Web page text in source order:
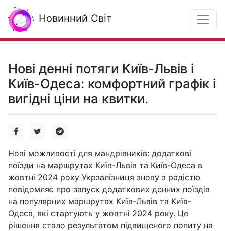
Новинний Світ
Нові денні потяги Київ-Львів і
Київ-Одеса: комфортний графік і
вигідні ціни на квитки.
Нові можливості для мандрівників: додаткові
поїзди на маршрутах Київ-Львів та Київ-Одеса в
жовтні 2024 року Укрзалізниця знову з радістю
повідомляє про запуск додаткових денних поїздів
на популярних маршрутах Київ-Львів та Київ-
Одеса, які стартують у жовтні 2024 року. Це
рішення стало результатом підвищеного попиту на